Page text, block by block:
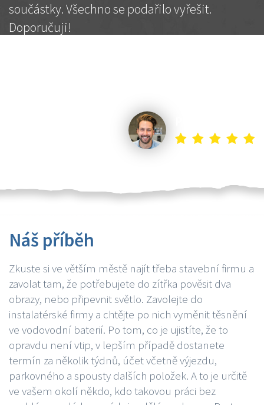
součástky. Všechno se podařilo vyřešit.
Doporučuji!
Náš příběh
Zkuste si ve větším městě najít třeba stavební firmu a
zavolat tam, že potřebujete do zítřka pověsit dva
obrazy, nebo připevnit světlo. Zavolejte do
instalatérské firmy a chtějte po nich vyměnit těsnění
ve vodovodní baterií. Po tom, co je ujistíte, že to
opravdu není vtip, v lepším případě dostanete
termín za několik týdnů, účet včetně výjezdu,
parkovného a spousty dalších položek. A to je určitě
ve vašem okolí někdo, kdo takovou práci bez